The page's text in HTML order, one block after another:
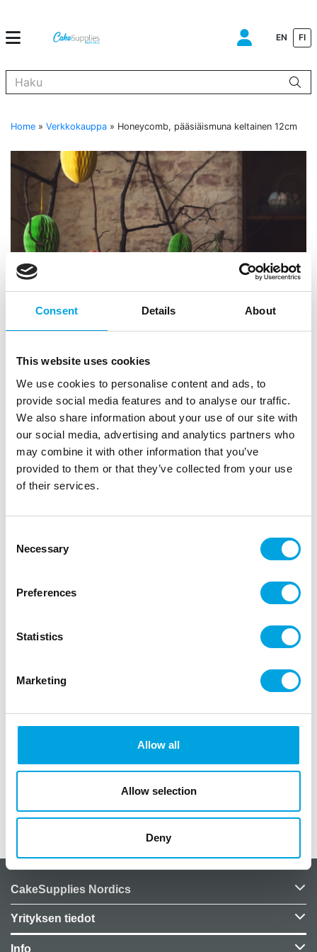
Consent Details About
This website uses cookies
We use cookies to personalise content and ads, to
provide social media features and to analyse our traffic.
We also share information about your use of our site with
our social media, advertising and analytics partners who
may combine it with other information that you’ve
provided to them or that they’ve collected from your use
of their services.
Selection
Necessary
Preferences
Statistics
Marketing
Allow all
Allow selection
Deny
EN FI
Home » Verkkokauppa » Honeycomb, pääsiäismuna keltainen 12cm
Honeycomb, pääsiäismuna keltainen 12cm
| | |
Kaunis paperikoriste kevääseen ja pääsiäiseen!
koristeen pituus noin 12cm
koristeessa nauha, jonka avulla saat sen
saat koristeen kasaan helposti ja säilöttyä
pienessä tilassa seuraavaa kertaa varten
väri keltainen
CakeSupplies Nordics
Yrityksen tiedot
Info